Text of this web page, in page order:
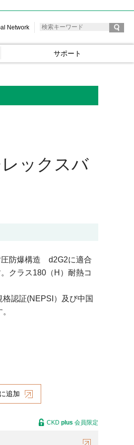
Network
サポート
ックスバ
圧防爆構造 d2G2に適合
クラス180（H）耐熱コ
認証(NEPSI）及び中国
追加
CKD plus 会員限定